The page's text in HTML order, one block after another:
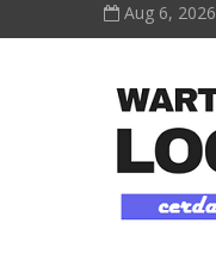
Aug 6, 2026